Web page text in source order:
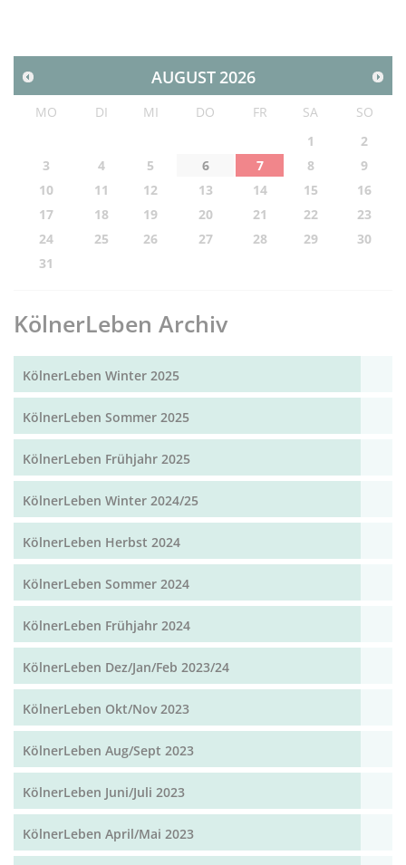
AUGUST2026
MO DI MI DO FR SA
SO
1
2
3
4 5 6 7 8
9
10
11 12 13 14 15
16
17
18 19 20 21 22
23
24
25 26 27 28 29
30
31
KölnerLeben Archiv
KölnerLeben Winter 2025
KölnerLeben Sommer 2025
KölnerLeben Frühjahr 2025
KölnerLeben Winter 2024/25
KölnerLeben Herbst 2024
KölnerLeben Sommer 2024
KölnerLeben Frühjahr 2024
KölnerLeben Dez/Jan/Feb 2023/24
KölnerLeben Okt/Nov 2023
KölnerLeben Aug/Sept 2023
KölnerLeben Juni/Juli 2023
KölnerLeben April/Mai 2023